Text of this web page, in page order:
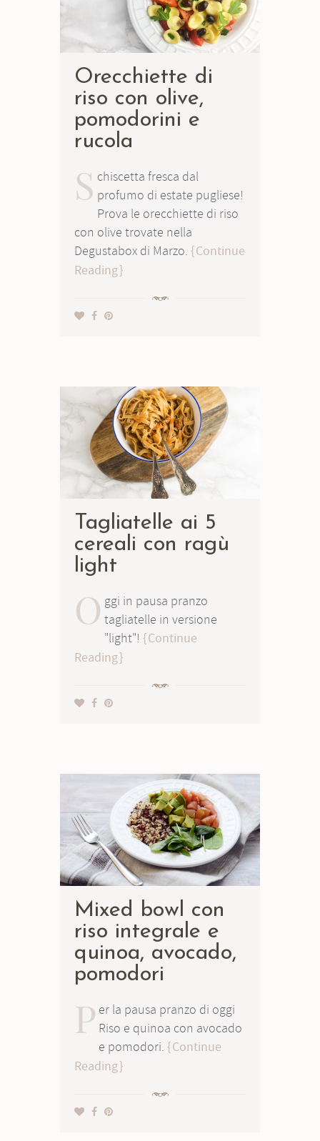
Orecchiette di
riso con olive,
pomodorini e
rucola
S chiscetta fresca dal
profumo di estate pugliese!
Prova le orecchiette di riso
con olive trovate nella
Degustabox di Marzo. Continue
Reading
Tagliatelle ai 5
cereali con ragù
light
O ggi in pausa pranzo
tagliatelle in versione
"light"!
Continue
Reading
Mixed bowl con
riso integrale e
quinoa, avocado,
pomodori
P er la pausa pranzo di oggi
Riso e quinoa con avocado
e pomodori. Continue
Reading